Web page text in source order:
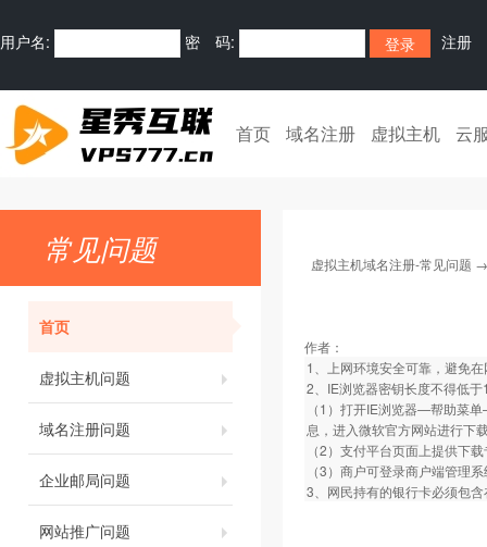
用户名: 密 码: 注册
首页 域名注册 虚拟主机 云
常见问题
首页
虚拟主机问题
域名注册问题
企业邮局问题
网站推广问题
虚拟主机域名注册-常见问题
作者：
1、上网环境安全可靠，避免
2、IE浏览器密钥长度不得低
（1）打开IE浏览器—帮助菜
息，进入微软官方网站进行下
（2）支付平台页面上提供下
（3）商户可登录商户端管理
3、网民持有的银行卡必须包